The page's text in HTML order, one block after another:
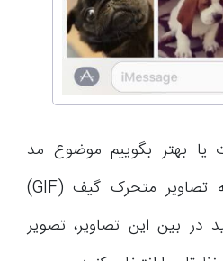
بهتر بگوییم موضوع مد
نظرتان، لیستی از نمونه تصاویر متحرک گیف (GIF)
در بین این تصاویر، تصویر